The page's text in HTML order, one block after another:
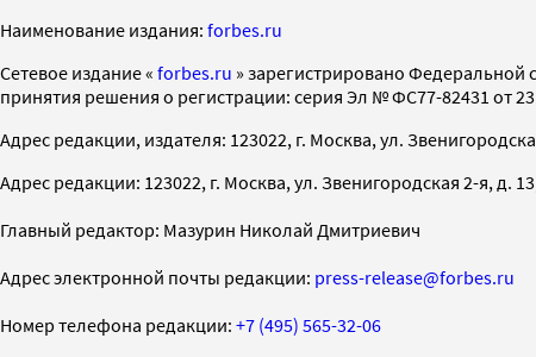
Наименование издания: forbes.ru
Cетевое издание « forbes.ru » зарегистрировано
принятия решения о регистрации: серия Эл № ФС77-82431 от 23
Адрес редакции, издателя: 123022, г. Москва, ул.
Адрес редакции: 123022, г. Москва, ул. Звенигородская 2-я, д.
Главный редактор: Мазурин Николай Дмитриевич
Адрес электронной почты редакции: press-release@forbes.ru
Номер телефона редакции: +7 (495) 565-32-06